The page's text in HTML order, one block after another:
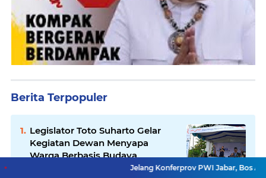
Berita Terpopuler
Legislator Toto Suharto Gelar
Kegiatan Dewan Menyapa
Warga Berbasis Budaya
Jelang Konferprov PWI Jabar, Bos Ayo Media